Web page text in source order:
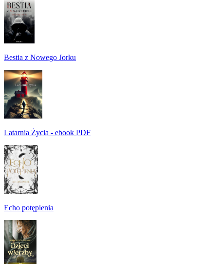
Bestia z Nowego Jorku
Latarnia Życia - ebook PDF
Echo potępienia